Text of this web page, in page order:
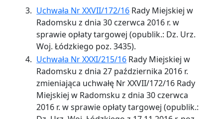
Uchwała Nr XXVII/172/16 Rady Miejskiej w
Radomsku z dnia 30 czerwca 2016 r. w
sprawie opłaty targowej (opublik.: Dz. Urz.
Woj. Łódzkiego poz. 3435).
Uchwała Nr XXXI/215/16 Rady Miejskiej w
Radomsku z dnia 27 października 2016 r.
zmieniająca uchwałę Nr XXVII/172/16 Rady
Miejskiej w Radomsku z dnia 30 czerwca
2016 r. w sprawie opłaty targowej (opublik.: